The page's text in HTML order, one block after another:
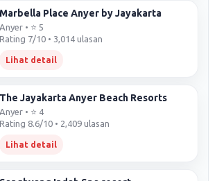
Marbella Place Anyer by Jayakarta
Anyer • ⭐ 5
Rating 7/10 • 3,014 ulasan
Lihat detail
The Jayakarta Anyer Beach Resorts
Anyer • ⭐ 4
Rating 8.6/10 • 2,409 ulasan
Lihat detail